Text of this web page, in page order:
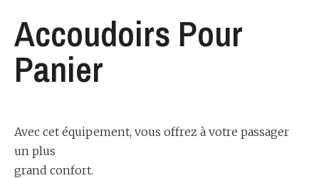
Accoudoirs Pour
Panier
Avec cet équipement, vous offrez à votre passager
un plus
grand confort.